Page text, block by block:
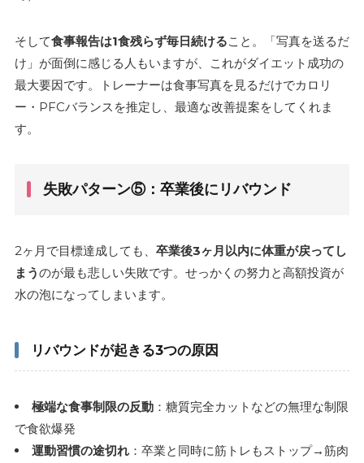
そして食事報告は1食残らず毎日続けること。「写真を送るだ
け」が面倒に感じる人もいますが、これがダイエット成功の
最大要因です。トレーナーは食事写真を見るだけでカロリ
ー・PFCバランスを推定し、最適な改善提案をしてくれま
す。
失敗パターン⑤：卒業後にリバウンド
2ヶ月で目標達成しても、 卒業後3ヶ月以内に体重が戻ってし
まうのが最も悲しい失敗です。せっかくの努力と高額投資が
水の泡になってしまいます。
リバウンドが起きる3つの原因
極端な食事制限の反動：糖質完全カットなどの無理な制限
で食欲爆発
運動習慣の途切れ：卒業と同時に筋トレもストップ→筋肉